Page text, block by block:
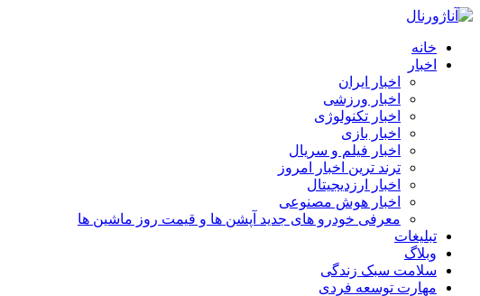
خانه
اخبار
اخبار ایران
اخبار ورزشی
اخبار تکنولوژی
اخبار بازی
اخبار فیلم و سریال
ترند ترین اخبار امروز
اخبار ارزدیجیتال
اخبار هوش مصنوعی
معرفی خودرو های جدید آپشن‌ ها و قیمت روز ماشین‌ ها
تبلیغات
وبلاگ
سلامت سبک زندگی
مهارت توسعه فردی